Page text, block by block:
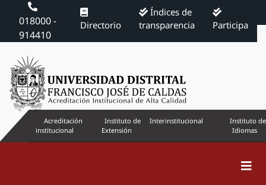
018000 -
914410
Directorio
Índices de
transparencia
Participa
Acreditación
institucional
Instituto de
Extensión
Interinstitucional
Instituto de
Idiomas